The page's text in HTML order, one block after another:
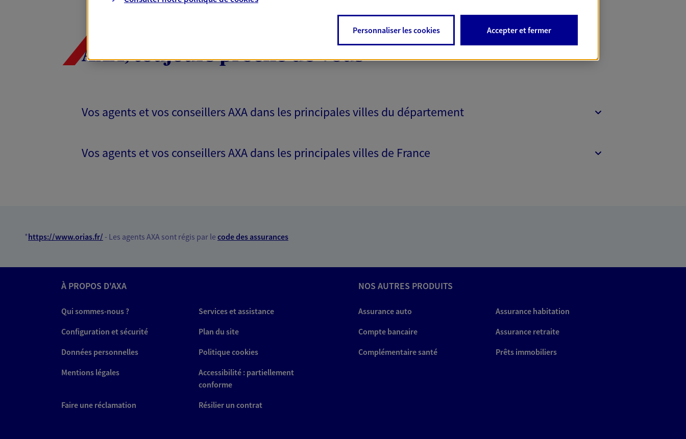
AXA, toujours proche de vous
Vos agents et vos conseillers AXA dans les principales villes du département
Vos agents et vos conseillers AXA dans les principales villes de France
*https://www.orias.fr/ - Les agents AXA sont régis par lecode des assurances
À PROPOS D'AXA
Qui sommes-nous ?
Services et assistance
Configuration et sécurité
Plan du site
Données personnelles
Politique cookies
Mentions légales
Accessibilité : partiellement
conforme
Faire une réclamation
Résilier un contrat
NOS AUTRES PRODUITS
Assurance auto
Assurance habitation
Compte bancaire
Assurance retraite
Complémentaire santé
Prêts immobiliers
Personnaliser les cookies Accepter et fermer